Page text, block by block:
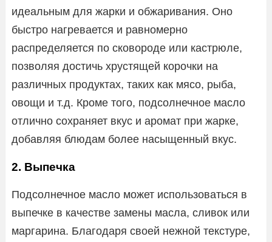
идеальным для жарки и обжаривания. Оно
быстро нагревается и равномерно
распределяется по сковороде или кастрюле,
позволяя достичь хрустящей корочки на
различных продуктах, таких как мясо, рыба,
овощи и т.д. Кроме того, подсолнечное масло
отлично сохраняет вкус и аромат при жарке,
добавляя блюдам более насыщенный вкус.
2. Выпечка
Подсолнечное масло может использоваться в
выпечке в качестве замены масла, сливок или
маргарина. Благодаря своей нежной текстуре,